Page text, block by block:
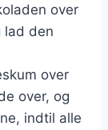
over
lad den
over
over, og
indtil alle